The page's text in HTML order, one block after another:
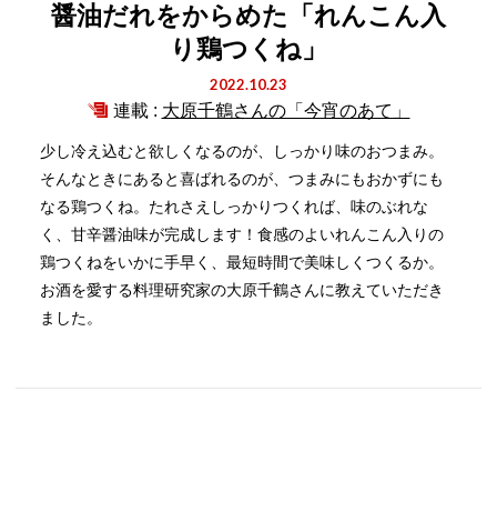
醤油だれをからめた「れんこん入
り鶏つくね」
2022.10.23
連載 : 大原千鶴さんの「今宵のあて」
少し冷え込むと欲しくなるのが、しっかり味のおつまみ。
そんなときにあると喜ばれるのが、つまみにもおかずにも
なる鶏つくね。たれさえしっかりつくれば、味のぶれな
く、甘辛醤油味が完成します！食感のよいれんこん入りの
鶏つくねをいかに手早く、最短時間で美味しくつくるか。
お酒を愛する料理研究家の大原千鶴さんに教えていただき
ました。